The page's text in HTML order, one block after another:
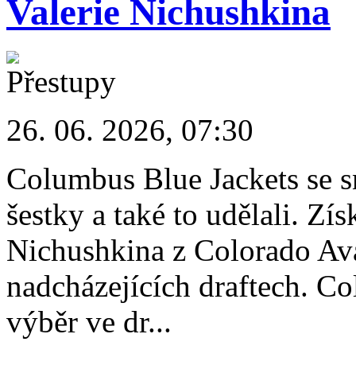
Valerie Nichushkina
26. 06. 2026, 07:30
Columbus Blue Jackets se
šestky a také to udělali.
Nichushkina z Colorado
nadcházejících draftech.
výběr ve dr...